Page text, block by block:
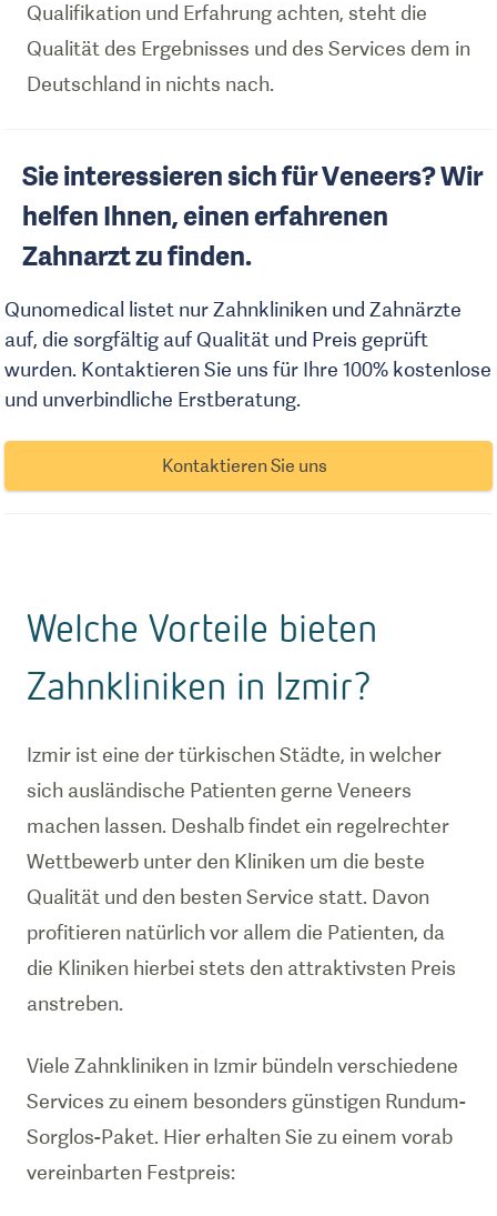
Qualifikation und Erfahrung achten, steht die
Qualität des Ergebnisses und des Services dem in
Deutschland in nichts nach.
Sie interessieren sich für Veneers? Wir
helfen Ihnen, einen erfahrenen
Zahnarzt zu finden.
Qunomedical listet nur Zahnkliniken und Zahnärzte
auf, die sorgfältig auf Qualität und Preis geprüft
wurden. Kontaktieren Sie uns für Ihre 100% kostenlose
und unverbindliche Erstberatung.
Kontaktieren Sie uns
Welche Vorteile bieten
Zahnkliniken in Izmir?
Izmir ist eine der türkischen Städte, in welcher
sich ausländische Patienten gerne Veneers
machen lassen. Deshalb findet ein regelrechter
Wettbewerb unter den Kliniken um die beste
Qualität und den besten Service statt. Davon
profitieren natürlich vor allem die Patienten, da
die Kliniken hierbei stets den attraktivsten Preis
anstreben.
Viele Zahnkliniken in Izmir bündeln verschiedene
Services zu einem besonders günstigen Rundum-
Sorglos-Paket. Hier erhalten Sie zu einem vorab
vereinbarten Festpreis: